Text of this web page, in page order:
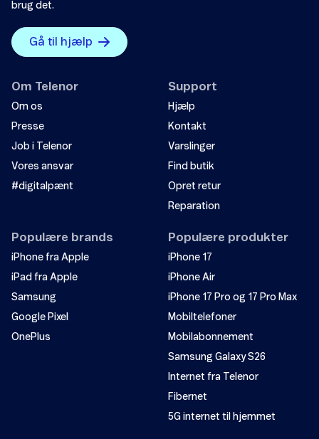
brug det.
Gå til hjælp
Om Telenor
Om os
Presse
Job i Telenor
Vores ansvar
#digitalpænt
Support
Hjælp
Kontakt
Varslinger
Find butik
Opret retur
Reparation
Populære brands
iPhone fra Apple
iPad fra Apple
Samsung
Google Pixel
OnePlus
Populære produkter
iPhone 17
iPhone Air
iPhone 17 Pro og 17 Pro Max
Mobiltelefoner
Mobilabonnement
Samsung Galaxy S26
Internet fra Telenor
Fibernet
5G internet til hjemmet